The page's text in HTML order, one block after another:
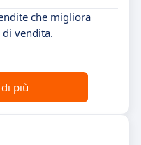
che migliora
di vendita.
più